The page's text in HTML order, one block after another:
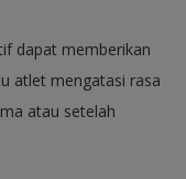
dapat memberikan
atlet mengatasi rasa
atau setelah